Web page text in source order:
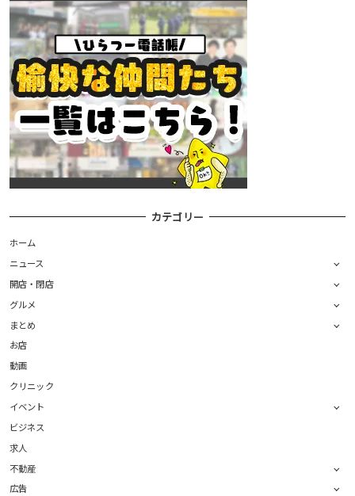
カテゴリー
ホーム
ニュース
開店・閉店
グルメ
まとめ
お店
動画
クリニック
イベント
ビジネス
求人
不動産
広告